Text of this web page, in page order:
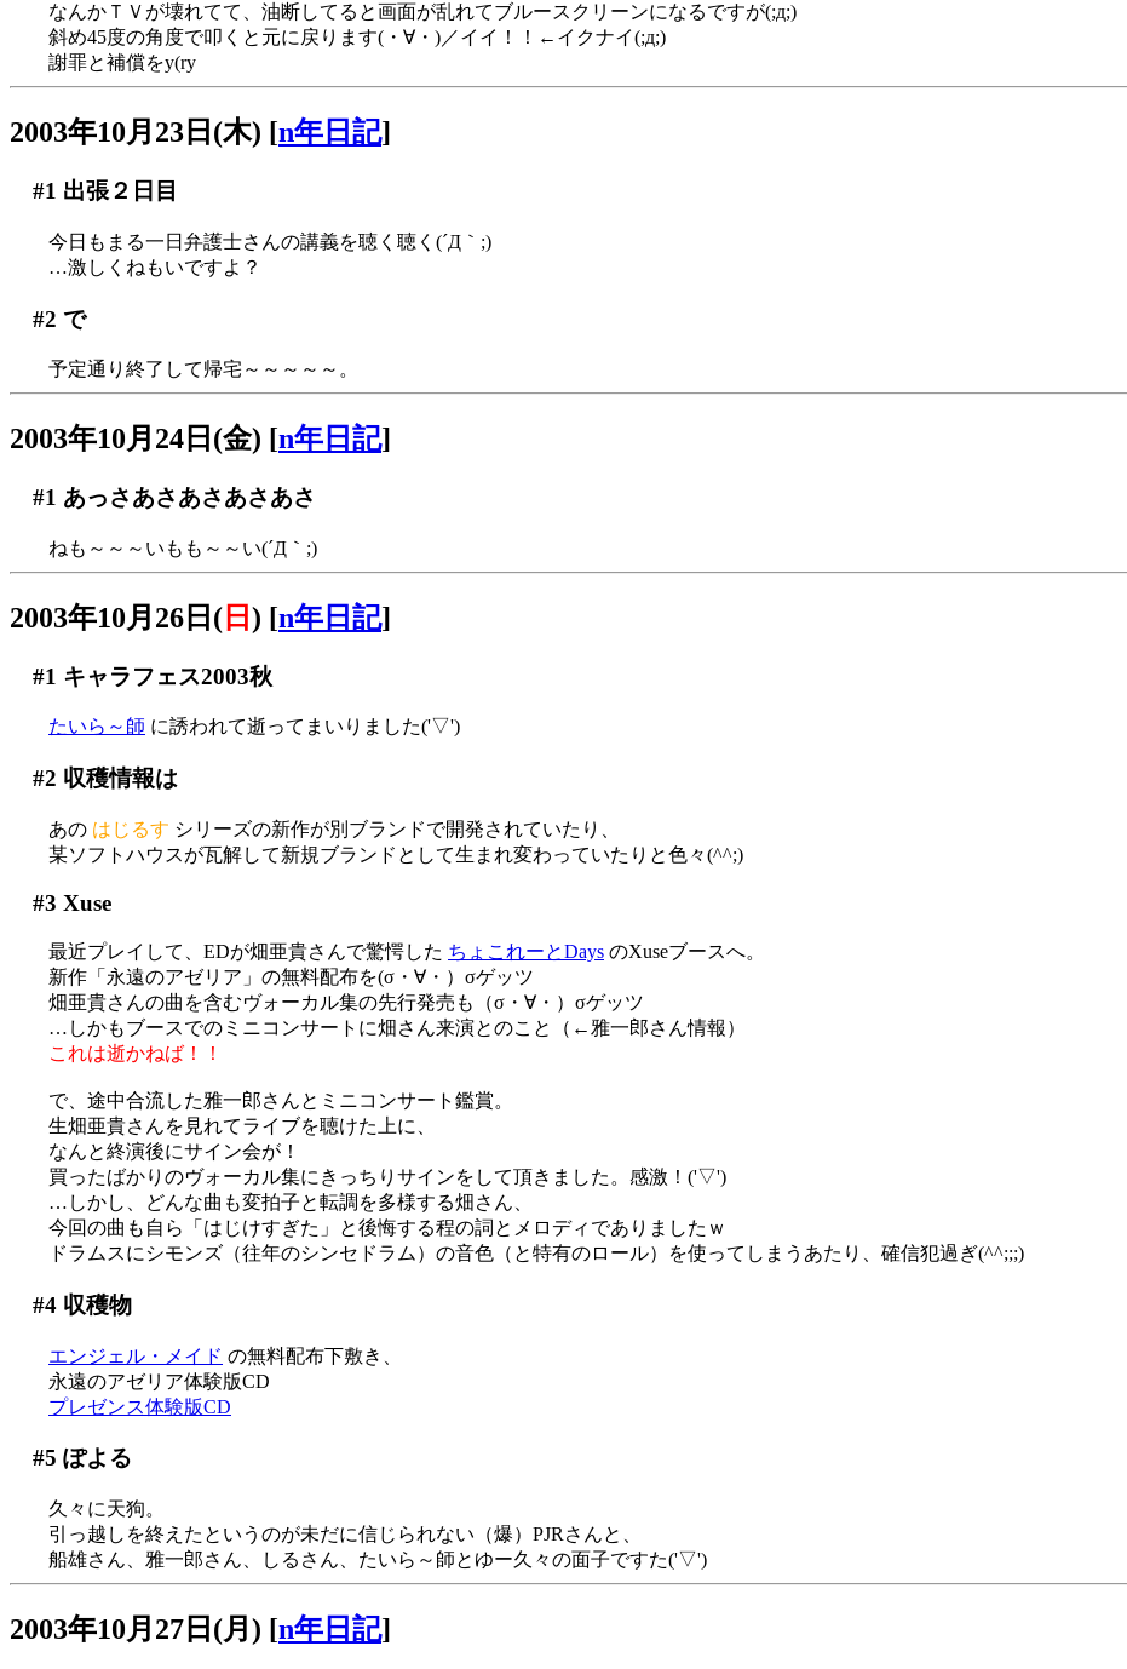
なんかＴＶが壊れてて、油断してると画面が乱れてブルースクリーンになるですが(;д;)
斜め45度の角度で叩くと元に戻ります(・∀・)／イイ！！←イクナイ(;д;)
謝罪と補償をy(ry
2003年10月23日(木) [n年日記]
#1 出張２日目
今日もまる一日弁護士さんの講義を聴く聴く(´Д｀;)
…激しくねもいですよ？
#2 で
予定通り終了して帰宅～～～～～。
2003年10月24日(金) [n年日記]
#1 あっさあさあさあさあさ
ねも～～～いもも～～い(´Д｀;)
2003年10月26日( 日 ) [n年日記]
#1 キャラフェス2003秋
たいら～師 に誘われて逝ってまいりました('▽')
#2 収穫情報は
あの はじるす シリーズの新作が別ブランドで開発されていたり、
某ソフトハウスが瓦解して新規ブランドとして生まれ変わっていたりと色々(^^;)
#3 Xuse
最近プレイして、EDが畑亜貴さんで驚愕した ちょこれーとDays のXuseブースへ。
新作「永遠のアゼリア」の無料配布を(σ・∀・）σゲッツ
畑亜貴さんの曲を含むヴォーカル集の先行発売も（σ・∀・）σゲッツ
…しかもブースでのミニコンサートに畑さん来演とのこと（←雅一郎さん情報）
これは逝かねば！！
で、途中合流した雅一郎さんとミニコンサート鑑賞。
生畑亜貴さんを見れてライブを聴けた上に、
なんと終演後にサイン会が！
買ったばかりのヴォーカル集にきっちりサインをして頂きました。感激！('▽')
…しかし、どんな曲も変拍子と転調を多様する畑さん、
今回の曲も自ら「はじけすぎた」と後悔する程の詞とメロディでありましたｗ
ドラムスにシモンズ（往年のシンセドラム）の音色（と特有のロール）を使ってしまうあたり、確信犯過ぎ(^^;;;)
#4収穫物
エンジェル・メイド の無料配布下敷き、
永遠のアゼリア体験版CD
プレゼンス体験版CD
#5 ぽよる
久々に天狗。
引っ越しを終えたというのが未だに信じられない（爆）PJRさんと、
船雄さん、雅一郎さん、しるさん、たいら～師とゆー久々の面子ですた('▽')
2003年10月27日(月) [n年日記]